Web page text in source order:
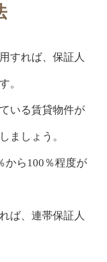
すれば、保証人
。
いる賃貸物件が
ましょう。
から100％程度が
ば、連帯保証人